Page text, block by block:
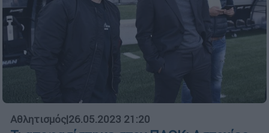
Αθλητισμός|26.05.2023 21:20